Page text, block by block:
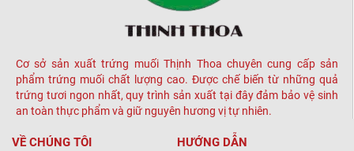
Cơ sở sản xuất trứng muối Thịnh Thoa chuyên cung cấp sản
phẩm trứng muối chất lượng cao. Được chế biến từ những quả
trứng tươi ngon nhất, quy trình sản xuất tại đây đảm bảo vệ sinh
an toàn thực phẩm và giữ nguyên hương vị tự nhiên.
VỀ CHÚNG TÔI HƯỚNG DẪN